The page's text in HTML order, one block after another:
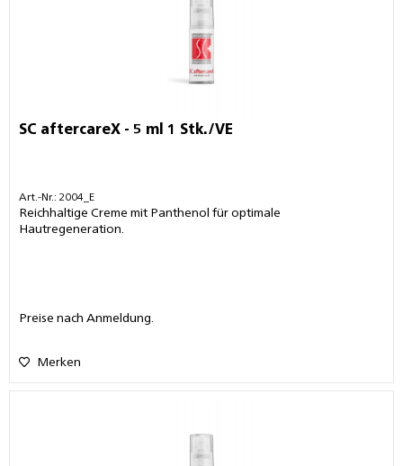
SC aftercareX - 5 ml 1 Stk./VE
Art.-Nr.: 2004_E
Reichhaltige Creme mit Panthenol für optimale
Hautregeneration.
Preise nach Anmeldung.
Merken